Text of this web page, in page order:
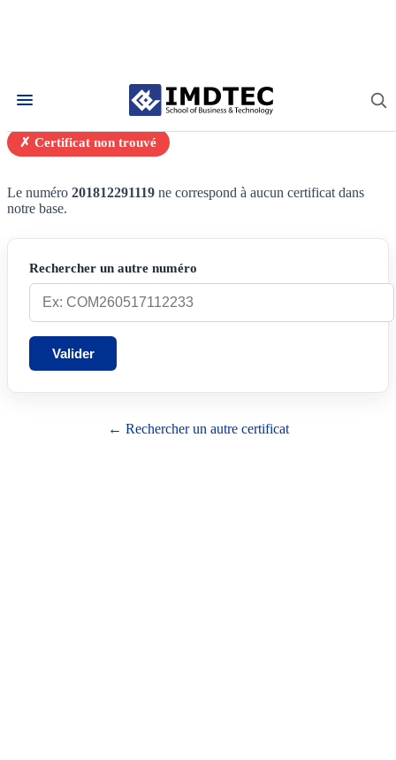
Vérification de certificat
✗ Certificat non trouvé
Le numéro 201812291119 ne correspond à aucun certificat dans
notre base.
Rechercher un autre numéro
Valider
← Rechercher un autre certificat